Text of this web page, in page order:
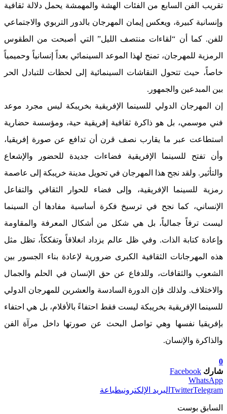
تقريب الفن السابع من الفئات الهشة والمهمشة يحمل دلالة ثقافية
وإنسانية كبيرة، ويعكس إيمان المهرجان بالدور التربوي والاجتماعي
للفن. كما أن “لقاءات منتصف الليل” التي أصبحت من الطقوس
الرمزية للمهرجان، تمنح لهذا الموعد السينمائي بعداً إنسانياً وحميمياً
خاصاً، حيث تتحول النقاشات السينمائية إلى لحظات للتبادل الحر
بين المبدعين والجمهور.
إن المهرجان الدولي للسينما الإفريقية بخريبكة ليس مجرد موعد
فني موسمي، بل هو ذاكرة ثقافية إفريقية حية، ومؤسسة حضارية
استطاعت عبر ما يقارب نصف قرن أن تدافع عن صورة إفريقيا،
وأن تفتح للسينما الإفريقية فضاءات جديدة للحضور والإشعاع
والتأثير. ولقد نجح هذا المهرجان في تحويل مدينة خريبكة إلى عاصمة
رمزية للسينما الإفريقية، وإلى فضاء للحوار الثقافي والتفاعل
الإنساني، كما نجح في ترسيخ فكرة أساسية مفادها أن السينما
ليست ترفاً جمالياً، بل هي شكل من أشكال المعرفة والمقاومة
وإعادة كتابة الذات. وفي ظل عالم يزداد انغلاقاً وتفككاً، تظل مثل
هذه المهرجانات الثقافية الكبرى ضرورية لإعادة بناء الجسور بين
الشعوب والثقافات، وللدفاع عن حق الإنسان في الحلم والجمال
والاختلاف. ولذلك فإن الدورة السادسة والعشرين للمهرجان الدولي
للسينما الإفريقية بخريبكة ليست فقط احتفاءً بالأفلام، بل هي احتفاء
بإفريقيا نفسها وهي تواصل البحث عن صورتها داخل مرآة الفن
والذاكرة والإنسان.
0
شارك Facebook
WhatsApp
TwitterTelegram البريد الإلكترونيطباعة
السابق بوست